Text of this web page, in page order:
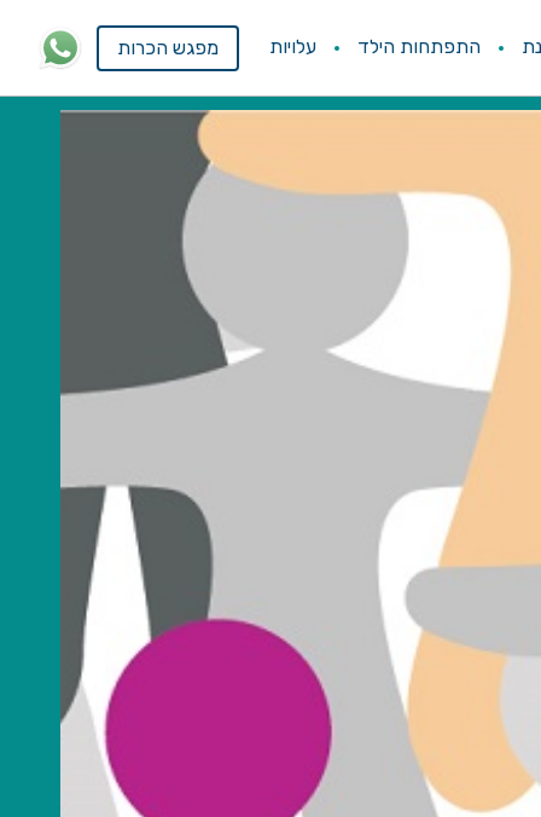
התפתחות הילד עלויות מפגש הכרות